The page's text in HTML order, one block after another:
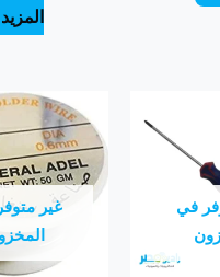
غير متوفر في